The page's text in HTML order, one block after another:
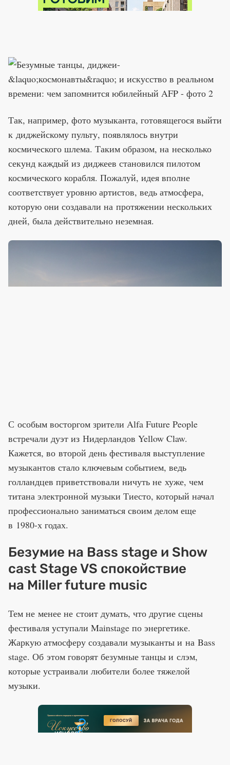
Так, например, фото музыканта, готовящегося выйти
к диджейскому пульту, появлялось внутри
космического шлема. Таким образом, на несколько
секунд каждый из диджеев становился пилотом
космического корабля. Пожалуй, идея вполне
соответствует уровню артистов, ведь атмосфера,
которую они создавали на протяжении нескольких
дней, была действительно неземная.
С особым восторгом зрители Alfa Future People
встречали дуэт из Нидерландов Yellow Claw.
Кажется, во второй день фестиваля выступление
музыкантов стало ключевым событием, ведь
голландцев приветствовали ничуть не хуже, чем
титана электронной музыки Тиесто, который начал
профессионально заниматься своим делом еще
в 1980-х годах.
Безумие на Bass stage и Show
cast Stage VS спокойствие
на Miller future music
Тем не менее не стоит думать, что другие сцены
фестиваля уступали Mainstage по энергетике.
Жаркую атмосферу создавали музыканты и на Bass
stage. Об этом говорят безумные танцы и слэм,
которые устраивали любители более тяжелой
музыки.